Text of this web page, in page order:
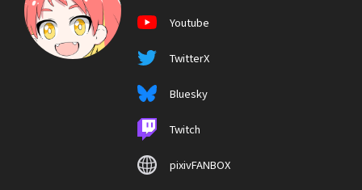
Youtube
TwitterX
Bluesky
Twitch
pixivFANBOX